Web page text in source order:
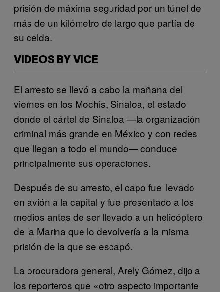
prisión de máxima seguridad por un túnel de
más de un kilómetro de largo que partía de
su celda.
VIDEOS BY VICE
El arresto se llevó a cabo la mañana del
viernes en los Mochis, Sinaloa, el estado
donde el cártel de Sinaloa —la organización
criminal más grande en México y con redes
que llegan a todo el mundo— conduce
principalmente sus operaciones.
Después de su arresto, el capo fue llevado
en avión a la capital y fue presentado a los
medios antes de ser llevado a un helicóptero
de la Marina que lo devolvería a la misma
prisión de la que se escapó.
La procuradora general, Arely Gómez, dijo a
los reporteros que «otro aspecto importante